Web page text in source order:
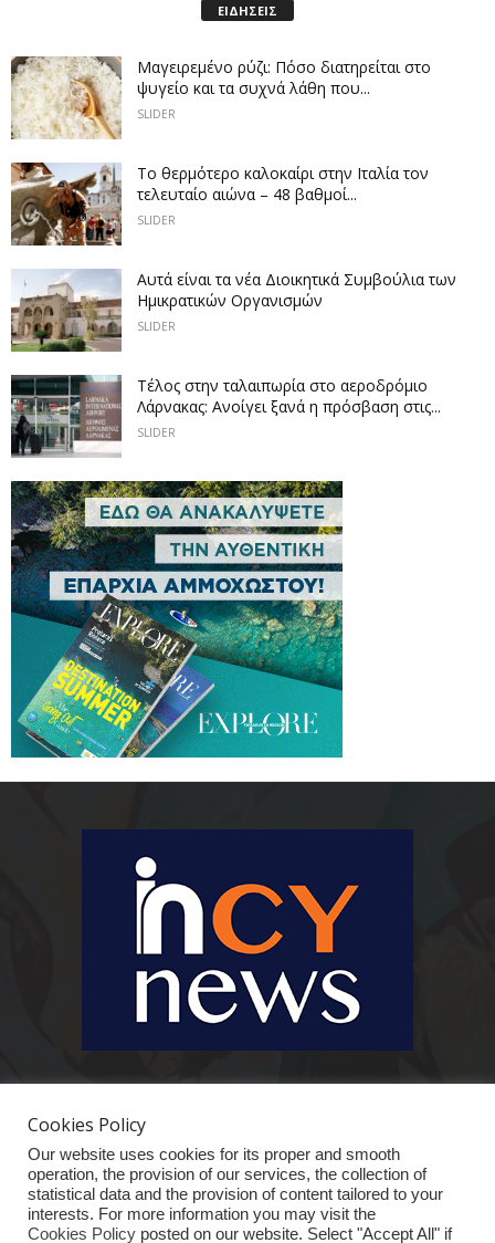
ΕΙΔΗΣΕΙΣ
Μαγειρεμένο ρύζι: Πόσο διατηρείται στο
ψυγείο και τα συχνά λάθη που...
SLIDER
Το θερμότερο καλοκαίρι στην Ιταλία τον
τελευταίο αιώνα – 48 βαθμοί...
SLIDER
Αυτά είναι τα νέα Διοικητικά Συμβούλια των
Ημικρατικών Οργανισμών
SLIDER
Tέλος στην ταλαιπωρία στο αεροδρόμιο
Λάρνακας: Ανοίγει ξανά η πρόσβαση στις...
SLIDER
Cookies Policy
Our website uses cookies for its proper and smooth
operation, the provision of our services, the collection of
statistical data and the provision of content tailored to your
interests. For more information you may visit the
Cookies Policy posted on our website. Select "Accept All" if